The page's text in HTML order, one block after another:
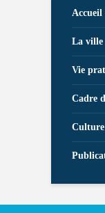
Accueil
La ville
Vie
Cadre